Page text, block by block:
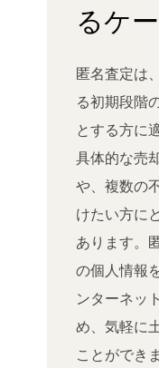
るケ
匿名査定は
る初期段階
とする方に
具体的な売
や、複数の
けたい方に
あります。
の個人情報
ンターネッ
め、気軽に
ことができ